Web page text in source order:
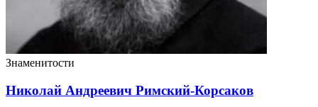
Знаменитости
Николай Андреевич Римский-Корсаков